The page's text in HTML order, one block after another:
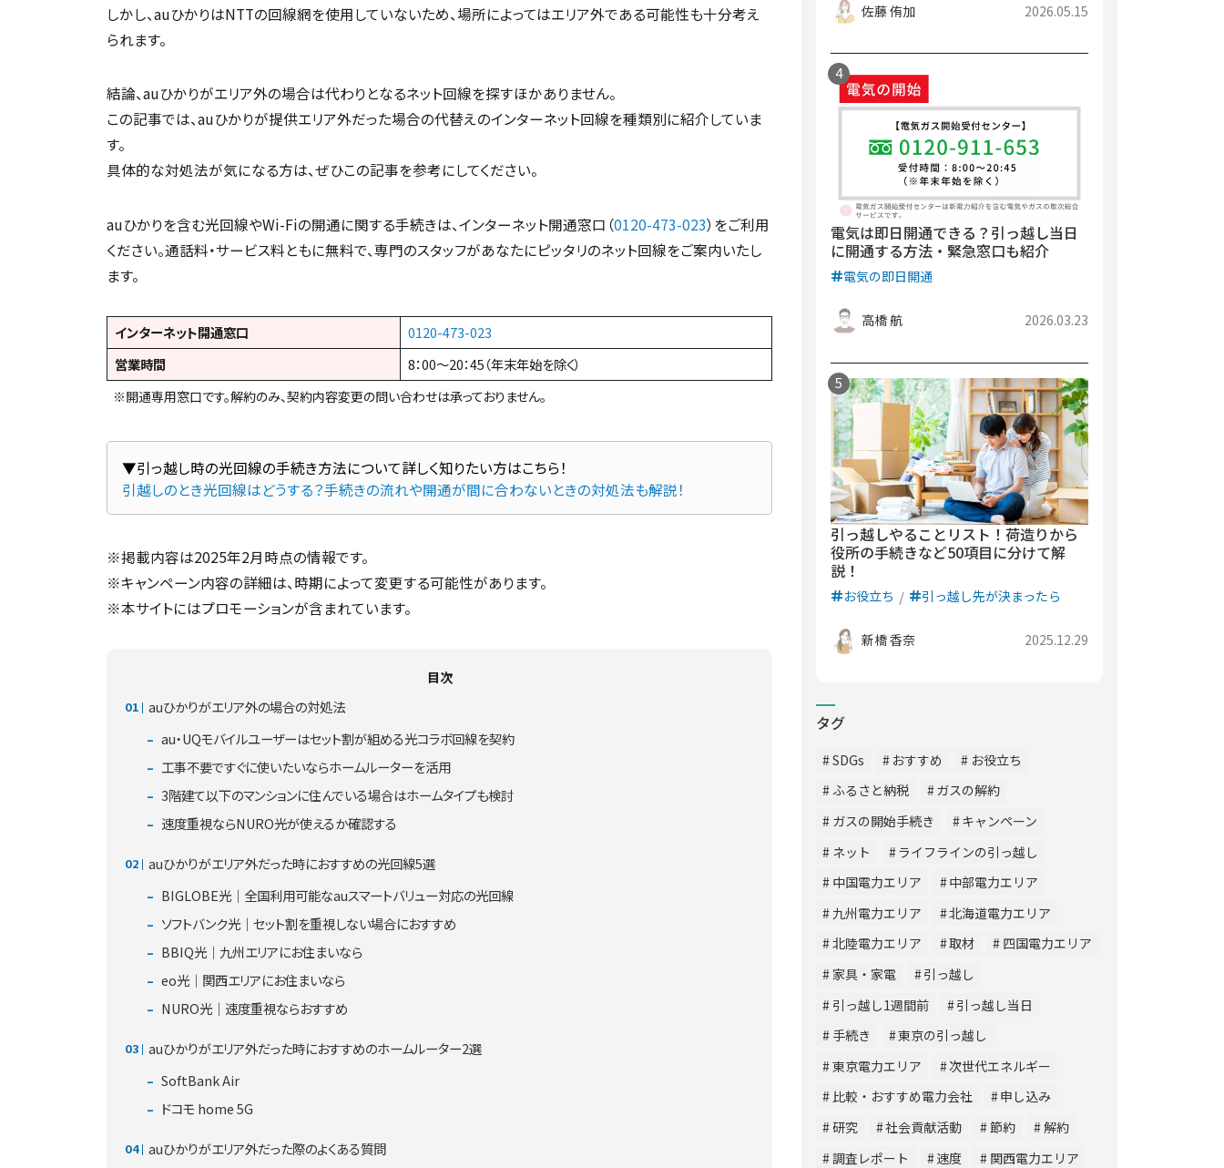
しかし、auひかりはNTTの回線網を使用していないため、場所によってはエリア外である可能性も十分考え
られます。
結論、auひかりがエリア外の場合は代わりとなるネット回線を探すほかありません。
この記事では、auひかりが提供エリア外だった場合の代替えのインターネット回線を種類別に紹介していま
す。
具体的な対処法が気になる方は、ぜひこの記事を参考にしてください。
auひかりを含む光回線やWi-Fiの開通に関する手続きは、インターネット開通窓口（0120-473-023）をご利用
ください。通話料・サービス料ともに無料で、専門のスタッフがあなたにピッタリのネット回線をご案内いたし
ます。
インターネット開通窓口
0120-473-023
営業時間
8：00～20：45（年末年始を除く）
※開通専用窓口です。解約のみ、契約内容変更の問い合わせは承っておりません。
引越しのとき光回線はどうする？手続きの流れや開通が間に合わないときの対処法も解説！
※掲載内容は2025年2月時点の情報です。
※キャンペーン内容の詳細は、時期によって変更する可能性があります。
※本サイトにはプロモーションが含まれています。
目次
auひかりがエリア外の場合の対処法
au・UQモバイルユーザーはセット割が組める光コラボ回線を契約
工事不要ですぐに使いたいならホームルーターを活用
3階建て以下のマンションに住んでいる場合はホームタイプも検討
速度重視ならNURO光が使えるか確認する
auひかりがエリア外だった時におすすめの光回線5選
BIGLOBE光｜全国利用可能なauスマートバリュー対応の光回線
ソフトバンク光｜セット割を重視しない場合におすすめ
BBIQ光｜九州エリアにお住まいなら
eo光｜関西エリアにお住まいなら
NURO光｜速度重視ならおすすめ
auひかりがエリア外だった時におすすめのホームルーター2選
SoftBank Air
ドコモ home 5G
auひかりがエリア外だった際のよくある質問
佐藤 侑加 2026.05.15
電気は即日開通できる？引っ越し当日
に開通する方法・緊急窓口も紹介
電気の即日開通
高橋 航 2026.03.23
引っ越しやることリスト！荷造りから
役所の手続きなど50項目に分けて解
説！
お役立ち 引っ越し先が決まったら
新橋 香奈 2025.12.29
タグ
SDGs おすすめ
お役立ち
ふるさと納税
ガスの解約
ガスの開始手続き
キャンペーン
ネット
ライフラインの引っ越し
中国電力エリア
中部電力エリア
九州電力エリア
北海道電力エリア
北陸電力エリア
取材
四国電力エリア
家具・家電
引っ越し
引っ越し1週間前
引っ越し当日
手続き
東京の引っ越し
東京電力エリア
次世代エネルギー
比較・おすすめ電力会社
申し込み
研究
社会貢献活動 節約
解約
調査レポート
速度
関西電力エリア